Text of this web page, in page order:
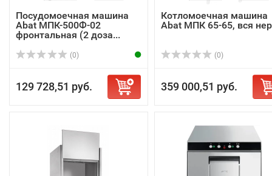
Посудомоечная машина
Abat МПК-500Ф-02
фронтальная (2 доза...
(0)
129 728,51 руб.
Котломоечная машина
Abat МПК 65-65, вся
(0)
359 000,51 руб.